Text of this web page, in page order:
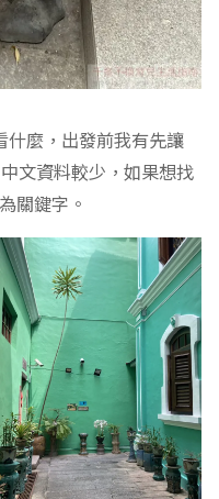
什麼，出發前我有先讓
文資料較少，如果想找
關鍵字。